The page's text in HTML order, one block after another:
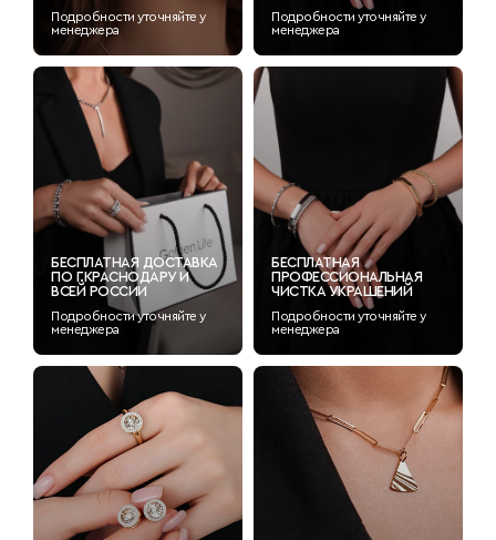
Подробности уточняйте у
менеджера
Подробности уточняйте у
менеджера
БЕСПЛАТНАЯ ДОСТАВКА
ПО Г.КРАСНОДАРУ И
ВСЕЙ РОССИИ
Подробности уточняйте у
менеджера
БЕСПЛАТНАЯ
ПРОФЕССИОНАЛЬНАЯ
ЧИСТКА УКРАШЕНИЙ
Подробности уточняйте у
менеджера